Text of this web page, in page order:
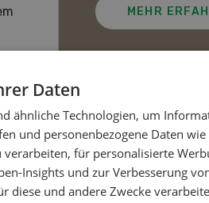
MEHR
Meistgelesene
Nutztiere
Daten
ähnliche Technologien, um
und personenbezogene Daten wie
für personalisierte
Insights und zur Verbesserung
diese und andere Zwecke